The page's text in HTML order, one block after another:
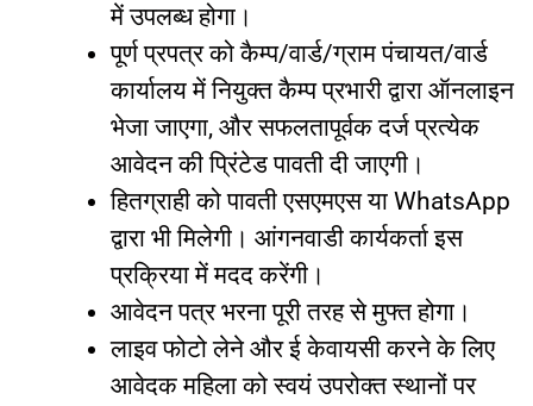
में उपलब्ध होगा।
पूर्ण प्रपत्र को कैम्प/वार्ड/ग्राम पंचायत/वार्ड
कार्यालय में नियुक्त कैम्प प्रभारी द्वारा ऑनलाइन
भेजा जाएगा, और सफलतापूर्वक दर्ज प्रत्येक
आवेदन की प्रिंटेड पावती दी जाएगी।
हितग्राही को पावती एसएमएस या WhatsApp
द्वारा भी मिलेगी। आंगनवाडी कार्यकर्ता इस
प्रक्रिया में मदद करेंगी।
आवेदन पत्र भरना पूरी तरह से मुफ्त होगा।
लाइव फोटो लेने और ई केवायसी करने के लिए
आवेदक महिला को स्वयं उपरोक्त स्थानों पर